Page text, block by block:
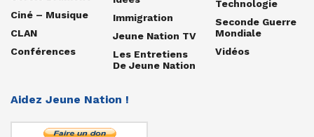
Ciné – Musique
CLAN
Conférences
Immigration
Jeune Nation TV
Les Entretiens
De Jeune Nation
Technologie
Seconde Guerre
Mondiale
Vidéos
Aidez Jeune Nation !